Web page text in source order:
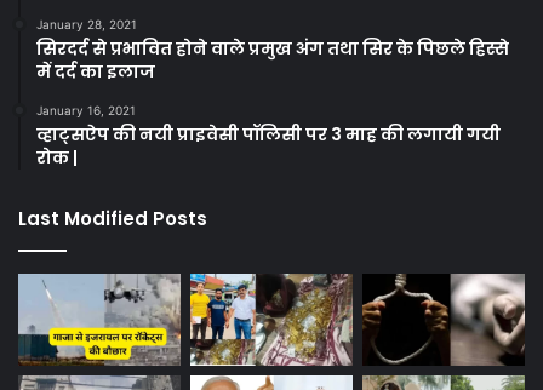
January 28, 2021
सिरदर्द से प्रभावित होने वाले प्रमुख अंग तथा सिर के पिछले हिस्से
में दर्द का इलाज
January 16, 2021
व्हाट्सऐप की नयी प्राइवेसी पॉलिसी पर 3 माह की लगायी गयी
रोक |
Last Modified Posts